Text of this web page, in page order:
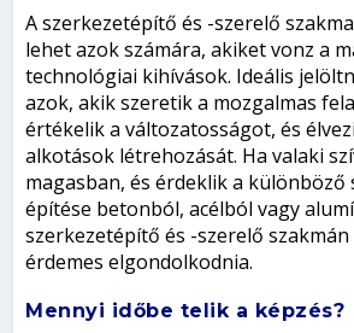
A szerkezetépítő és -szerelő
lehet azok számára, akiket vonz a
technológiai kihívások. Ideális
azok, akik szeretik a mozgalmas
értékelik a változatosságot, és
alkotások létrehozását. Ha valaki
magasban, és érdeklik a különböző
építése betonból, acélból vagy
szerkezetépítő és -szerelő szakmán
érdemes elgondolkodnia.
Mennyi időbe telik a képzés?